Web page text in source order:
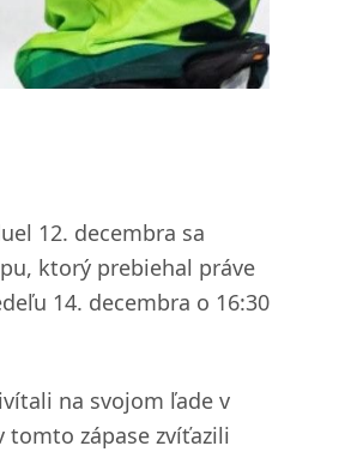
12. decembra sa
ktorý prebiehal práve
14. decembra o 16:30
na svojom ľade v
tomto zápase zvíťazili